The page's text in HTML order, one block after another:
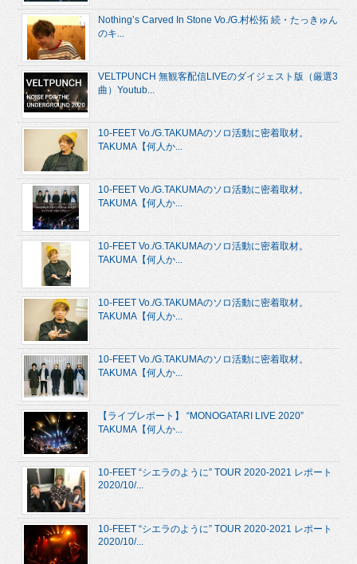
Nothing’s Carved In Stone Vo./G.村松拓 続・たっきゅん
のキ...
VELTPUNCH 無観客配信LIVEのダイジェスト版（厳選3
曲）Youtub...
10-FEET Vo./G.TAKUMAのソロ活動に密着取材。
TAKUMA【何人か...
10-FEET Vo./G.TAKUMAのソロ活動に密着取材。
TAKUMA【何人か...
10-FEET Vo./G.TAKUMAのソロ活動に密着取材。
TAKUMA【何人か...
10-FEET Vo./G.TAKUMAのソロ活動に密着取材。
TAKUMA【何人か...
10-FEET Vo./G.TAKUMAのソロ活動に密着取材。
TAKUMA【何人か...
【ライブレポート】 “MONOGATARI LIVE 2020”
TAKUMA【何人か...
10-FEET “シエラのように” TOUR 2020-2021 レポート
2020/10/...
10-FEET “シエラのように” TOUR 2020-2021 レポート
2020/10/...